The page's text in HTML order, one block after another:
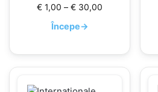
€ 1,00 – € 30,00
Începe→